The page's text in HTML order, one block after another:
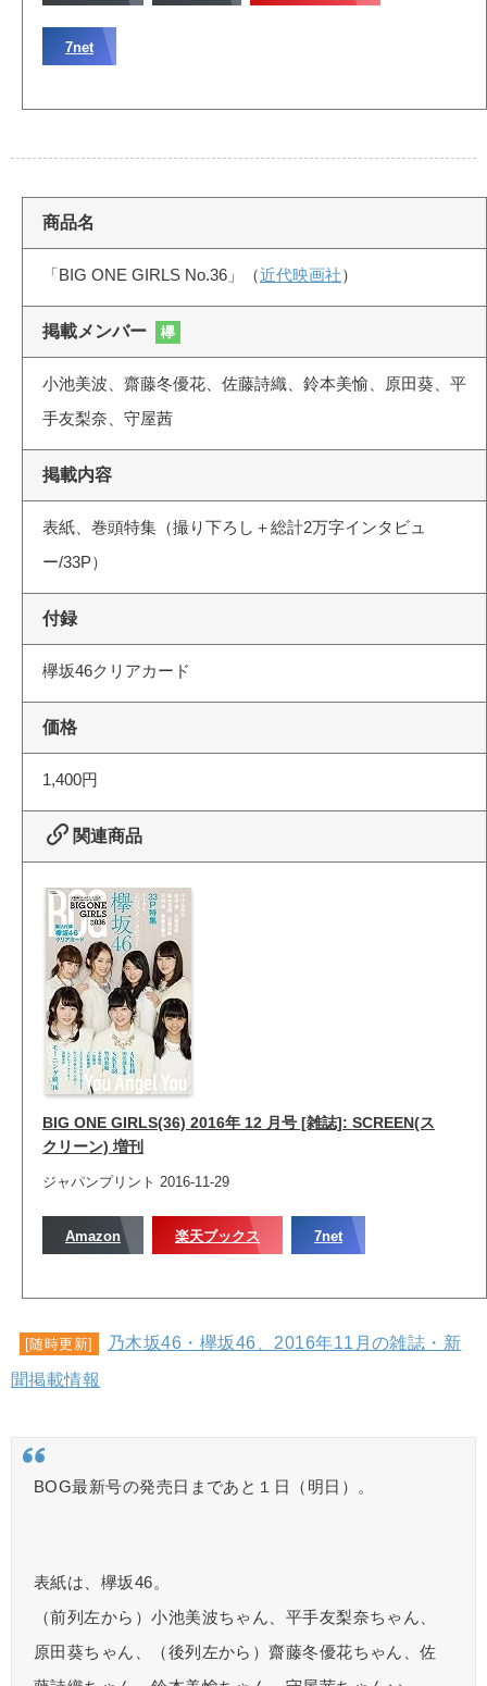
7net
商品名
「BIG ONE GIRLS No.36」（近代映画社）
掲載メンバー 欅
小池美波、齋藤冬優花、佐藤詩織、鈴本美愉、原田葵、平
手友梨奈、守屋茜
掲載内容
表紙、巻頭特集（撮り下ろし＋総計2万字インタビュ
ー/33P）
付録
欅坂46クリアカード
価格
1,400円
関連商品
BIG ONE GIRLS(36) 2016年 12 月号 [雑誌]: SCREEN(ス
クリーン) 増刊
ジャパンプリント 2016-11-29
Amazon 楽天ブックス 7net
[随時更新]
乃木坂46・欅坂46、2016年11月の雑誌・新
聞掲載情報
BOG最新号の発売日まであと１日（明日）。
表紙は、欅坂46。
（前列左から）小池美波ちゃん、平手友梨奈ちゃん、
原田葵ちゃん、（後列左から）齋藤冬優花ちゃん、佐